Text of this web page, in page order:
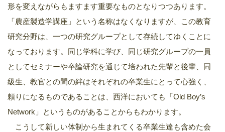
形を変えながらもますます重要なものとなりつつあります。
「農産製造学講座」という名称はなくなりますが、この教育
研究分野は、一つの研究グループとして存続してゆくことに
なっております。同じ学科に学び、同じ研究グループの一員
としてセミナーや卒論研究を通じて培われた先輩と後輩、同
級生、教官との間の絆はそれぞれの卒業生にとって心強く、
頼りになるものであることは、西洋においても「Old Boy’s
Network」というものがあることからもわかります。
こうして新しい体制から生まれてくる卒業生達も含めた会